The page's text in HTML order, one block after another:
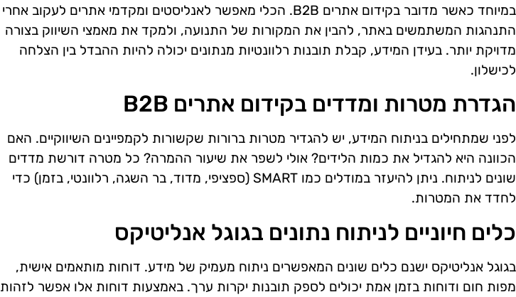
במיוחד כאשר מדובר בקידום אתרים B2B. הכלי מאפשר לאנליסטים ומקדמי אתרים לעקוב אחרי
התנהגות המשתמשים באתר, להבין את המקורות של התנועה, ולמקד את מאמצי השיווק בצורה
מדויקת יותר. בעידן המידע, קבלת תובנות רלוונטיות מנתונים יכולה להיות ההבדל בין הצלחה
לכישלון.
הגדרת מטרות ומדדים בקידום אתרים B2B
לפני שמתחילים בניתוח המידע, יש להגדיר מטרות ברורות שקשורות לקמפיינים השיווקיים. האם
הכוונה היא להגדיל את כמות הלידים? אולי לשפר את שיעור ההמרה? כל מטרה דורשת מדדים
שונים לניתוח. ניתן להיעזר במודלים כמו SMART (ספציפי, מדוד, בר השגה, רלוונטי, בזמן) כדי
לחדד את המטרות.
כלים חיוניים לניתוח נתונים בגוגל אנליטיקס
בגוגל אנליטיקס ישנם כלים שונים המאפשרים ניתוח מעמיק של מידע. דוחות מותאמים אישית,
מפות חום ודוחות בזמן אמת יכולים לספק תובנות יקרות ערך. באמצעות דוחות אלו אפשר לזהות